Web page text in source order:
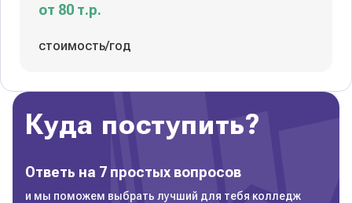
от 80 т.р.
стоимость/год
Куда поступить?
Ответь на 7 простых вопросов
и мы поможем выбрать лучший для тебя колледж